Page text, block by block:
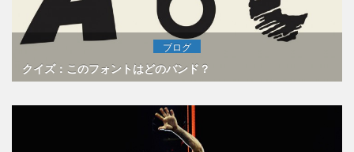
ブログ
クイズ：このフォントはどのバンド？